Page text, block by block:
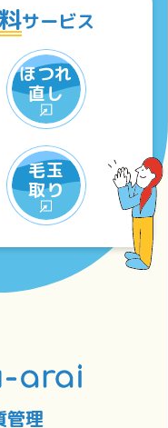
サービス
ほつれ
直し
毛玉
取り
管理